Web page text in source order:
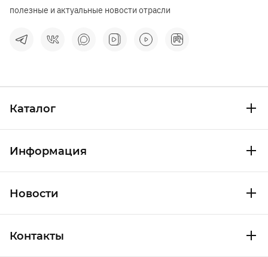
полезные и актуальные новости отрасли
Каталог
Информация
Новости
Контакты